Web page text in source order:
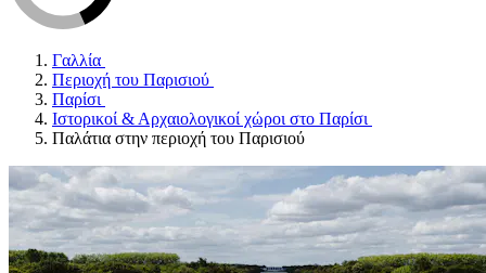
Γαλλία
Περιοχή του Παρισιού
Παρίσι
Ιστορικοί & Αρχαιολογικοί χώροι στο Παρίσι
Παλάτια στην περιοχή του Παρισιού